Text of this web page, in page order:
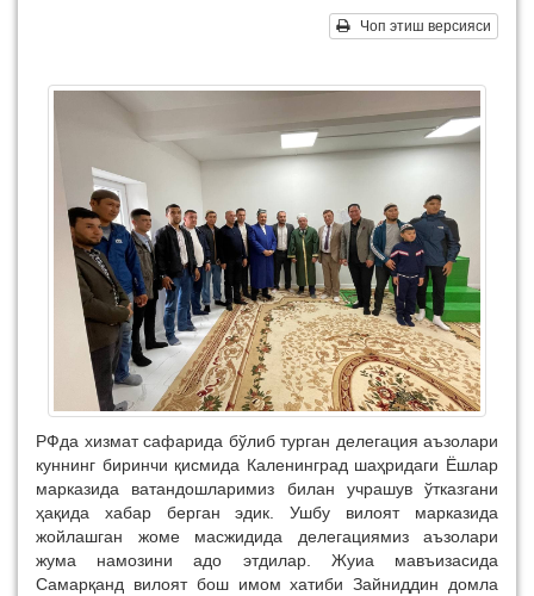
Чоп этиш версияси
РФда хизмат сафарида бўлиб турган делегация аъзолари
куннинг биринчи қисмида Каленинград шаҳридаги Ёшлар
марказида ватандошларимиз билан учрашув ўтказгани
ҳақида хабар берган эдик. Ушбу вилоят марказида
жойлашган жоме масжидида делегациямиз аъзолари
жума намозини адо этдилар. Жуиа мавъизасида
Самарқанд вилоят бош имом хатиби Зайниддин домла